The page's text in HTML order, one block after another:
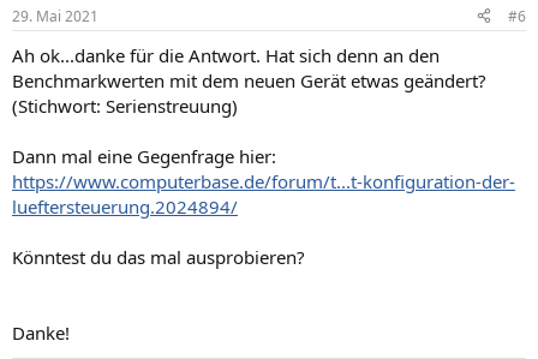
e
:
29. Mai 2021 #6
Ah ok...danke für die Antwort. Hat sich denn an den
Benchmarkwerten mit dem neuen Gerät etwas geändert?
(Stichwort: Serienstreuung)
Dann mal eine Gegenfrage hier:
https://www.computerbase.de/forum/t...t-konfiguration-der-
lueftersteuerung.2024894/
Könntest du das mal ausprobieren?
Danke!